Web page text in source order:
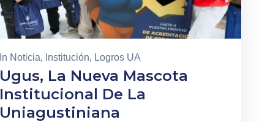
In Noticia‚ Institución‚ Logros UA
Ugus, La Nueva Mascota
Institucional De La
Uniagustiniana